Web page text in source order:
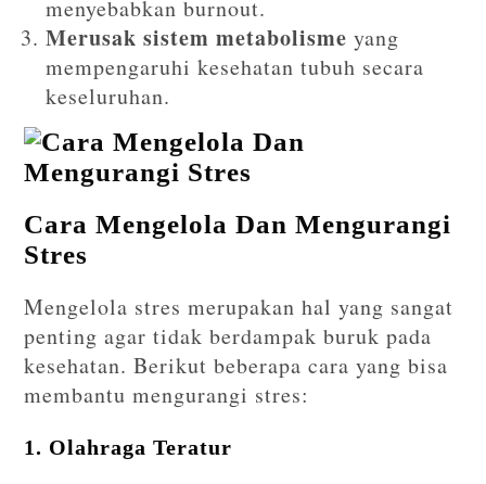
menyebabkan burnout.
Merusak sistem metabolisme yang
mempengaruhi kesehatan tubuh secara
keseluruhan.
Cara Mengelola Dan Mengurangi
Stres
Mengelola stres merupakan hal yang sangat
penting agar tidak berdampak buruk pada
kesehatan. Berikut beberapa cara yang bisa
membantu mengurangi stres:
1. Olahraga Teratur